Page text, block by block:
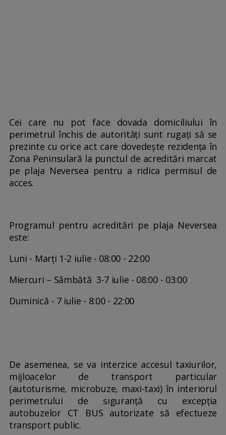
Cei care nu pot face dovada domiciliului în
perimetrul închis de autorități sunt rugați să se
prezinte cu orice act care dovedește rezidența în
Zona Peninsulară la punctul de acreditări marcat
pe plaja Neversea pentru a ridica permisul de
acces.
Programul pentru acreditări pe plaja Neversea
este:
Luni - Marți 1-2 iulie - 08:00 - 22:00
Miercuri – Sâmbătă 3-7 iulie - 08:00 - 03:00
Duminică - 7 iulie - 8:00 - 22:00
De asemenea, se va interzice accesul taxiurilor,
mijloacelor de transport particular
(autoturisme, microbuze, maxi-taxi) în interiorul
perimetrului de siguranță cu excepția
autobuzelor CT BUS autorizate să efectueze
transport public.